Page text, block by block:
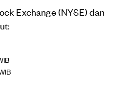
Exchange (NYSE) dan